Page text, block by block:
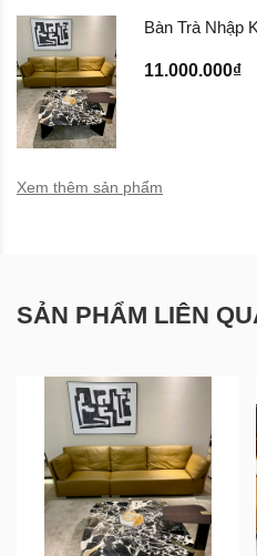
Bàn Trà Nhập
11.000.000₫
Xem thêm sản phẩm
SẢN PHẨM LIÊN